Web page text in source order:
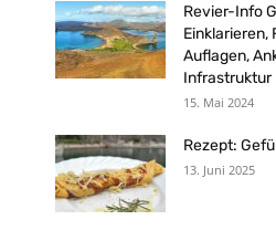
Revier-Info
Einklarieren,
Auflagen,
Infrastruktur
15. Mai 2024
Rezept:
13. Juni 2025